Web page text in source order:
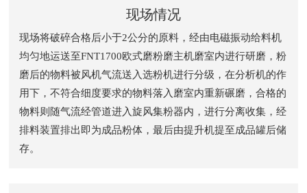
现场情况
现场将破碎合格后小于2公分的原料，经由电磁振动给料机
均匀地运送至FNT1700欧式磨粉磨主机磨室内进行研磨，粉
磨后的物料被风机气流送入选粉机进行分级，在分析机的作
用下，不符合细度要求的物料落入磨室内重新碾磨，合格的
物料则随气流经管道进入旋风集粉器内，进行分离收集，经
排料装置排出即为成品粉体，最后由提升机提至成品罐后储
存。